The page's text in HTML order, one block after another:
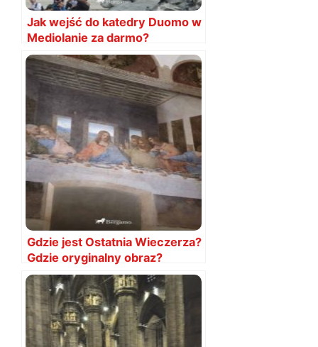
Jak wejść do katedry Duomo w
Mediolanie za darmo?
Gdzie jest Ostatnia Wieczerza?
Gdzie oryginalny obraz?